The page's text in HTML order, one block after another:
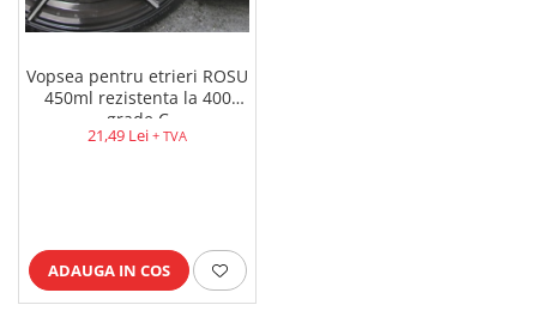
Vopsea pentru etrieri ROSU
450ml rezistenta la 400
grade C
21,49 Lei + TVA
ADAUGA IN COS